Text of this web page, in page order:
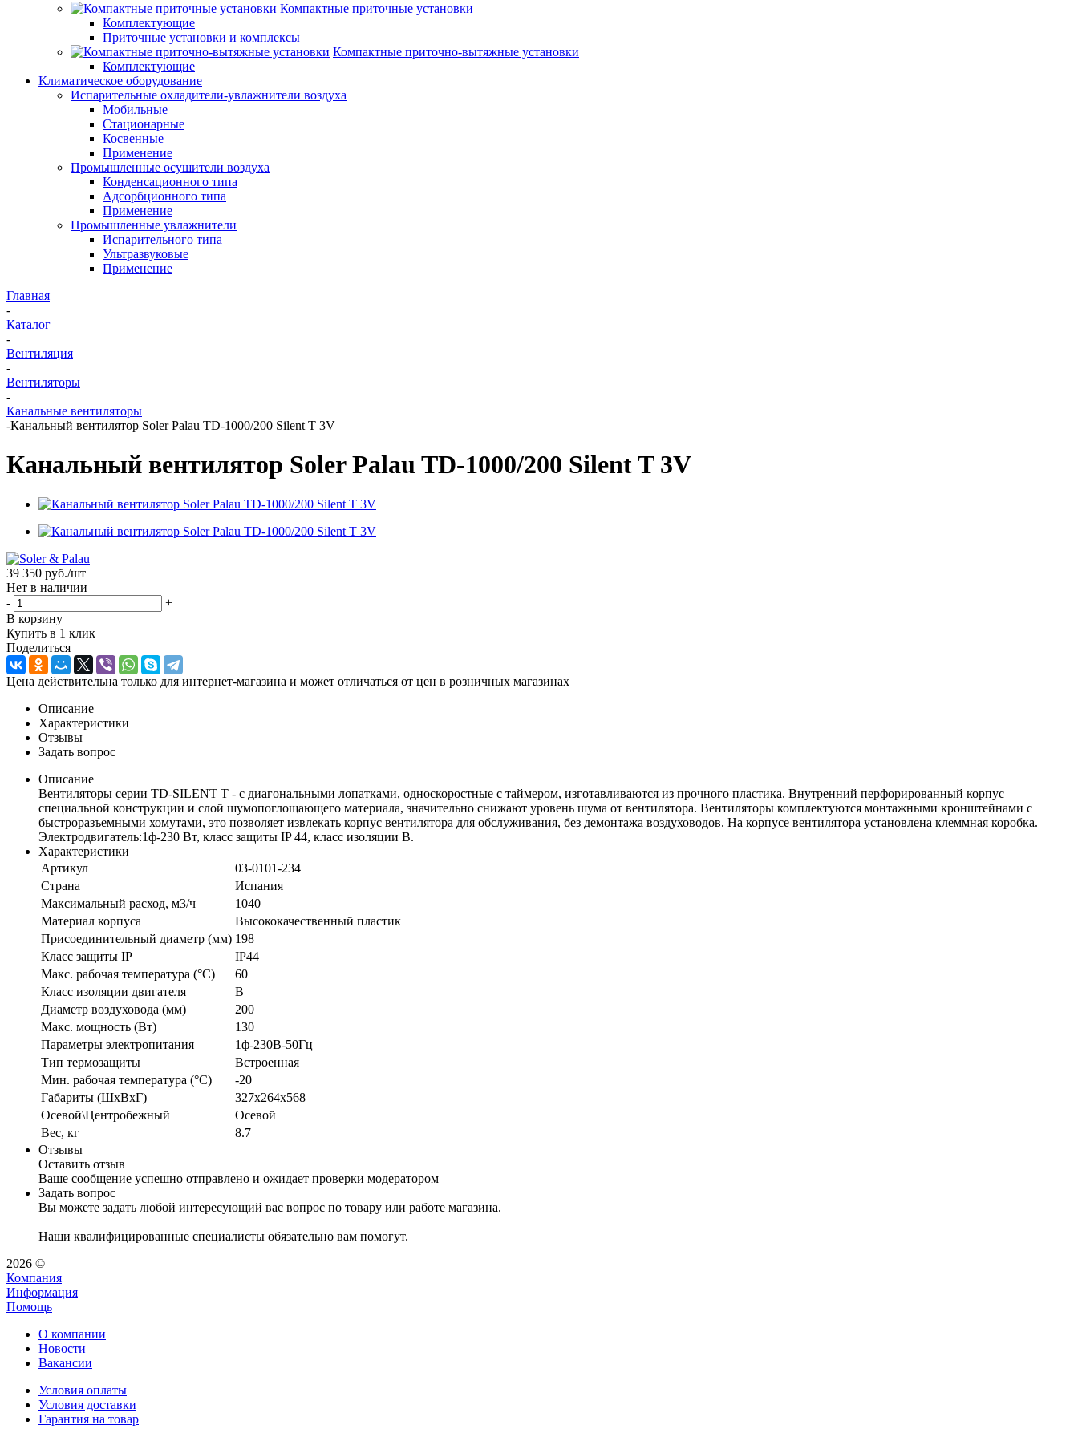
Компактные приточные установки
Комплектующие
Приточные установки и комплексы
Компактные приточно-вытяжные установки
Комплектующие
Климатическое оборудование
Испарительные охладители-увлажнители воздуха
Мобильные
Стационарные
Косвенные
Применение
Промышленные осушители воздуха
Конденсационного типа
Адсорбционного типа
Применение
Промышленные увлажнители
Испарительного типа
Ультразвуковые
Применение
Главная
-
Каталог
-
Вентиляция
-
Вентиляторы
-
Канальные вентиляторы
-Канальный вентилятор Soler Palau TD-1000/200 Silent T 3V
Канальный вентилятор Soler Palau TD-1000/200 Silent T 3V
39 350 руб./шт
Нет в наличии
-
+
В корзину
Купить в 1 клик
Поделиться
Цена действительна только для интернет-магазина и может отличаться от цен в розничных магазинах
Описание
Характеристики
Отзывы
Задать вопрос
Описание
Вентиляторы серии TD-SILENT T - с диагональными лопатками, односкоростные с таймером, изготавливаются из прочного пластика. Внутренний перфорированный корпус
специальной конструкции и слой шумопоглощающего материала, значительно снижают уровень шума от вентилятора. Вентиляторы комплектуются монтажными кронштейнами с
быстроразъемными хомутами, это позволяет извлекать корпус вентилятора для обслуживания, без демонтажа воздуховодов. На корпусе вентилятора установлена клеммная коробка.
Электродвигатель:1ф-230 Вт, класс защиты IP 44, класс изоляции В.
Характеристики
Артикул
03-0101-234
Страна
Испания
Максимальный расход, м3/ч
1040
Материал корпуса
Высококачественный пластик
Присоединительный диаметр (мм) 198
Класс защиты IP
IP44
Макс. рабочая температура (°С)
60
Класс изоляции двигателя
B
Диаметр воздуховода (мм)
200
Макс. мощность (Вт)
130
Параметры электропитания
1ф-230В-50Гц
Тип термозащиты
Встроенная
Мин. рабочая температура (°С)
-20
Габариты (ШхВхГ)
327x264x568
Осевой\Центробежный
Осевой
Вес, кг
8.7
Отзывы
Оставить отзыв
Ваше сообщение успешно отправлено и ожидает проверки модератором
Задать вопрос
Вы можете задать любой интересующий вас вопрос по товару или работе магазина.
Наши квалифицированные специалисты обязательно вам помогут.
2026 ©
Компания
Информация
Помощь
О компании
Новости
Вакансии
Условия оплаты
Условия доставки
Гарантия на товар